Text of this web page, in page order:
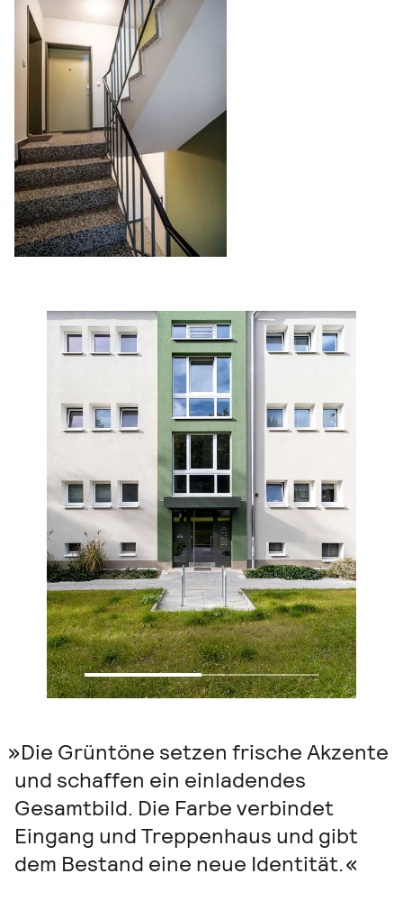
Die Grüntöne setzen frische Akzente
und schaffen ein einladendes
Gesamtbild. Die Farbe verbindet
Eingang und Treppenhaus und gibt
dem Bestand eine neue Identität.